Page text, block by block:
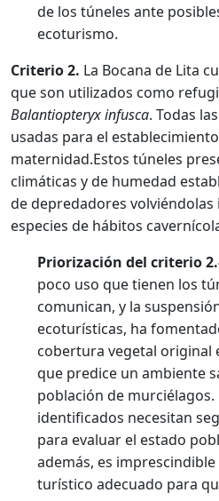
de los túneles ante
ecoturismo.
Criterio 2. La Bocana de Lita
que son utilizados como
Balantiopteryx infusca. Todas
usadas para el
maternidad.Estos túneles
climáticas y de humedad
de depredadores volviéndolas
especies de hábitos
Priorización del criterio
poco uso que tienen los
comunican, y la
ecoturísticas, ha
cobertura vegetal original
que predice un ambiente
población de
identificados necesitan
para evaluar el estado
además, es
turístico adecuado para